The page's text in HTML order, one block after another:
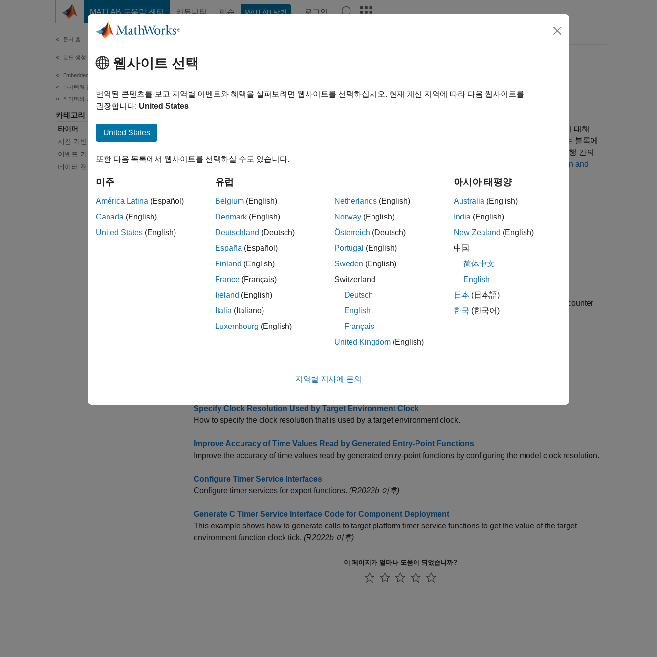
MATLAB 도움말 센터 커뮤니티 학습 MATLAB 받기 로그인
문서 홈
코드 생성
Embedded Coder
아키텍처 및 컴포넌트 설계
타이머와 스케줄링
카테고리
타이머
시간 기반 스케줄링
이벤트 기반 스케줄링
데이터 전송
이 페이지는 기계 번역을 사용하여 번역되었습니다. 영어 원문을 보려면 여기를 클릭하십시오.
) 데이터 구조를 지원하는 시스템 타깃 파일은 절대 시간이나 경과 시간을 요청하는 블록에 대해
은 프로그램 실행이 시작된 순간부터 절대 시간을 사용하는 블록에
은 한 블록의 두 연속된 실행 간의
시간 간격입니다. 코드 생성기가 타이머를 표현하고 사용하는 방법에 대한 자세한 내용은
Timer Representation and
도움말 항목
Timer Representation and Computation
Representation of timers in models and generated code.
Generate code for an elapsed time counter.
Optimize Memory Usage and Prevent Overflows for Time Counters
You can optimize the amount of memory that the code generator allocates for time counters and prevent time counter
overflows.
Optimize Memory Usage for Time Counters
Gain access to timers to use in S-functions for simulation and code generation.
Specify Clock Resolution Used by Target Environment Clock
How to specify the clock resolution that is used by a target environment clock.
Improve Accuracy of Time Values Read by Generated Entry-Point Functions
Improve the accuracy of time values read by generated entry-point functions by configuring the model clock resolution.
Configure Timer Service Interfaces
Configure timer services for export functions. (R2022b 이후)
Generate C Timer Service Interface Code for Component Deployment
This example shows how to generate calls to target platform timer service functions to get the value of the target
environment function clock tick. (R2022b 이후)
이 페이지가 얼마나 도움이 되었습니까?
웹사이트 선택
번역된 콘텐츠를 보고 지역별 이벤트와 혜택을 살펴보려면 웹사이트를 선택하십시오. 현재 계신 지역에 따라 다음 웹사이트를
권장합니다: United States
United States
또한 다음 목록에서 웹사이트를 선택하실 수도 있습니다.
미주
América Latina (Español)
Canada (English)
United States (English)
유럽
Belgium (English)
Denmark (English)
Deutschland (Deutsch)
España (Español)
Finland (English)
France (Français)
Ireland (English)
Italia (Italiano)
Luxembourg (English)
Netherlands (English)
Norway (English)
Österreich (Deutsch)
Portugal (English)
Sweden (English)
Switzerland
Deutsch
English
Français
United Kingdom (English)
아시아 태평양
Australia (English)
India (English)
New Zealand (English)
中国
简体中文
English
日本 (日本語)
한국 (한국어)
지역별 지사에 문의